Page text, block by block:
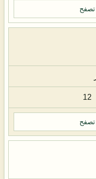
تصفح
12
تصفح